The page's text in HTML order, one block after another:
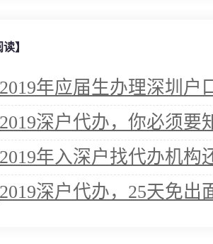
】
2019年应届生办理深圳户
2019深户代办，你必须要
2019年入深户找代办机构
2019深户代办，25天免出